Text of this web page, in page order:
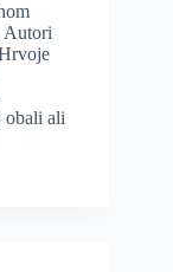
Autori
obali ali